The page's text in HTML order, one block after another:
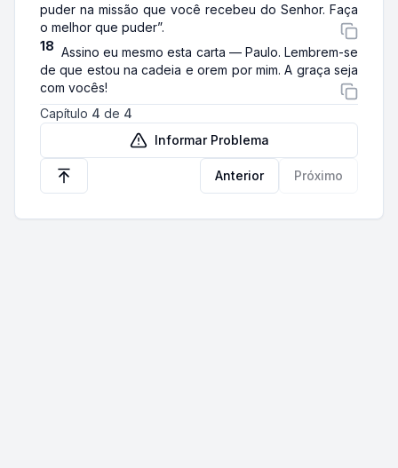
puder na missão que você recebeu do Senhor. Faça
o melhor que puder”.
18 Assino eu mesmo esta carta — Paulo. Lembrem-se
de que estou na cadeia e orem por mim. A graça seja
com vocês!
Capítulo 4 de 4
Informar Problema
Anterior Próximo